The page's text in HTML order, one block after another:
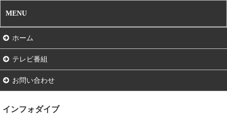
MENU
ホーム
テレビ番組
お問い合わせ
インフォダイブ